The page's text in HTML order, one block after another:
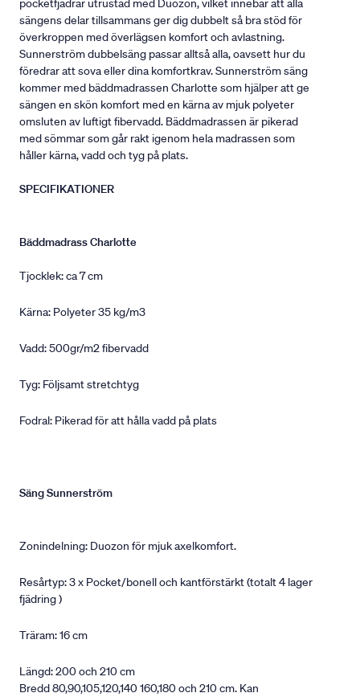
pocketfjädrar utrustad med Duozon, vilket innebär att alla
sängens delar tillsammans ger dig dubbelt så bra stöd för
överkroppen med överlägsen komfort och avlastning.
Sunnerström dubbelsäng passar alltså alla, oavsett hur du
föredrar att sova eller dina komfortkrav. Sunnerström säng
kommer med bäddmadrassen Charlotte som hjälper att ge
sängen en skön komfort med en kärna av mjuk polyeter
omsluten av luftigt fibervadd. Bäddmadrassen är pikerad
med sömmar som går rakt igenom hela madrassen som
håller kärna, vadd och tyg på plats.
SPECIFIKATIONER
Bäddmadrass Charlotte
Tjocklek: ca 7 cm
Kärna: Polyeter 35 kg/m3
Vadd: 500gr/m2 fibervadd
Tyg: Följsamt stretchtyg
Fodral: Pikerad för att hålla vadd på plats
Säng Sunnerström
Zonindelning: Duozon för mjuk axelkomfort.
Resårtyp: 3 x Pocket/bonell och kantförstärkt (totalt 4 lager
fjädring )
Träram: 16 cm
Längd: 200 och 210 cm
Bredd 80,90,105,120,140 160,180 och 210 cm. Kan